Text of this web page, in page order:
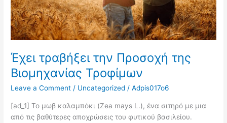
Έχει τραβήξει την Προσοχή της
Βιομηχανίας Τροφίμων
Leave a Comment / Uncategorized /Adpis017o6
[ad_1] Το μωβ καλαμπόκι (Zea mays L.), ένα σιτηρό με μια
από τις βαθύτερες αποχρώσεις του φυτικού βασιλείου.